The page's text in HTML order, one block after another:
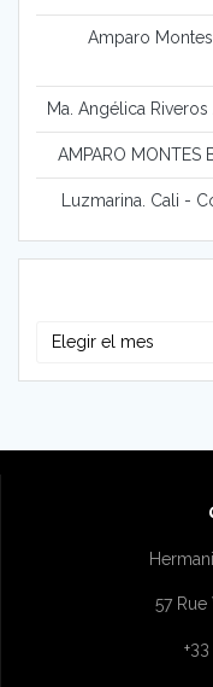
Amparo
Ma. Angélica Riveros
AMPARO MONTES
Luzmarina. Cali -
57 Rue